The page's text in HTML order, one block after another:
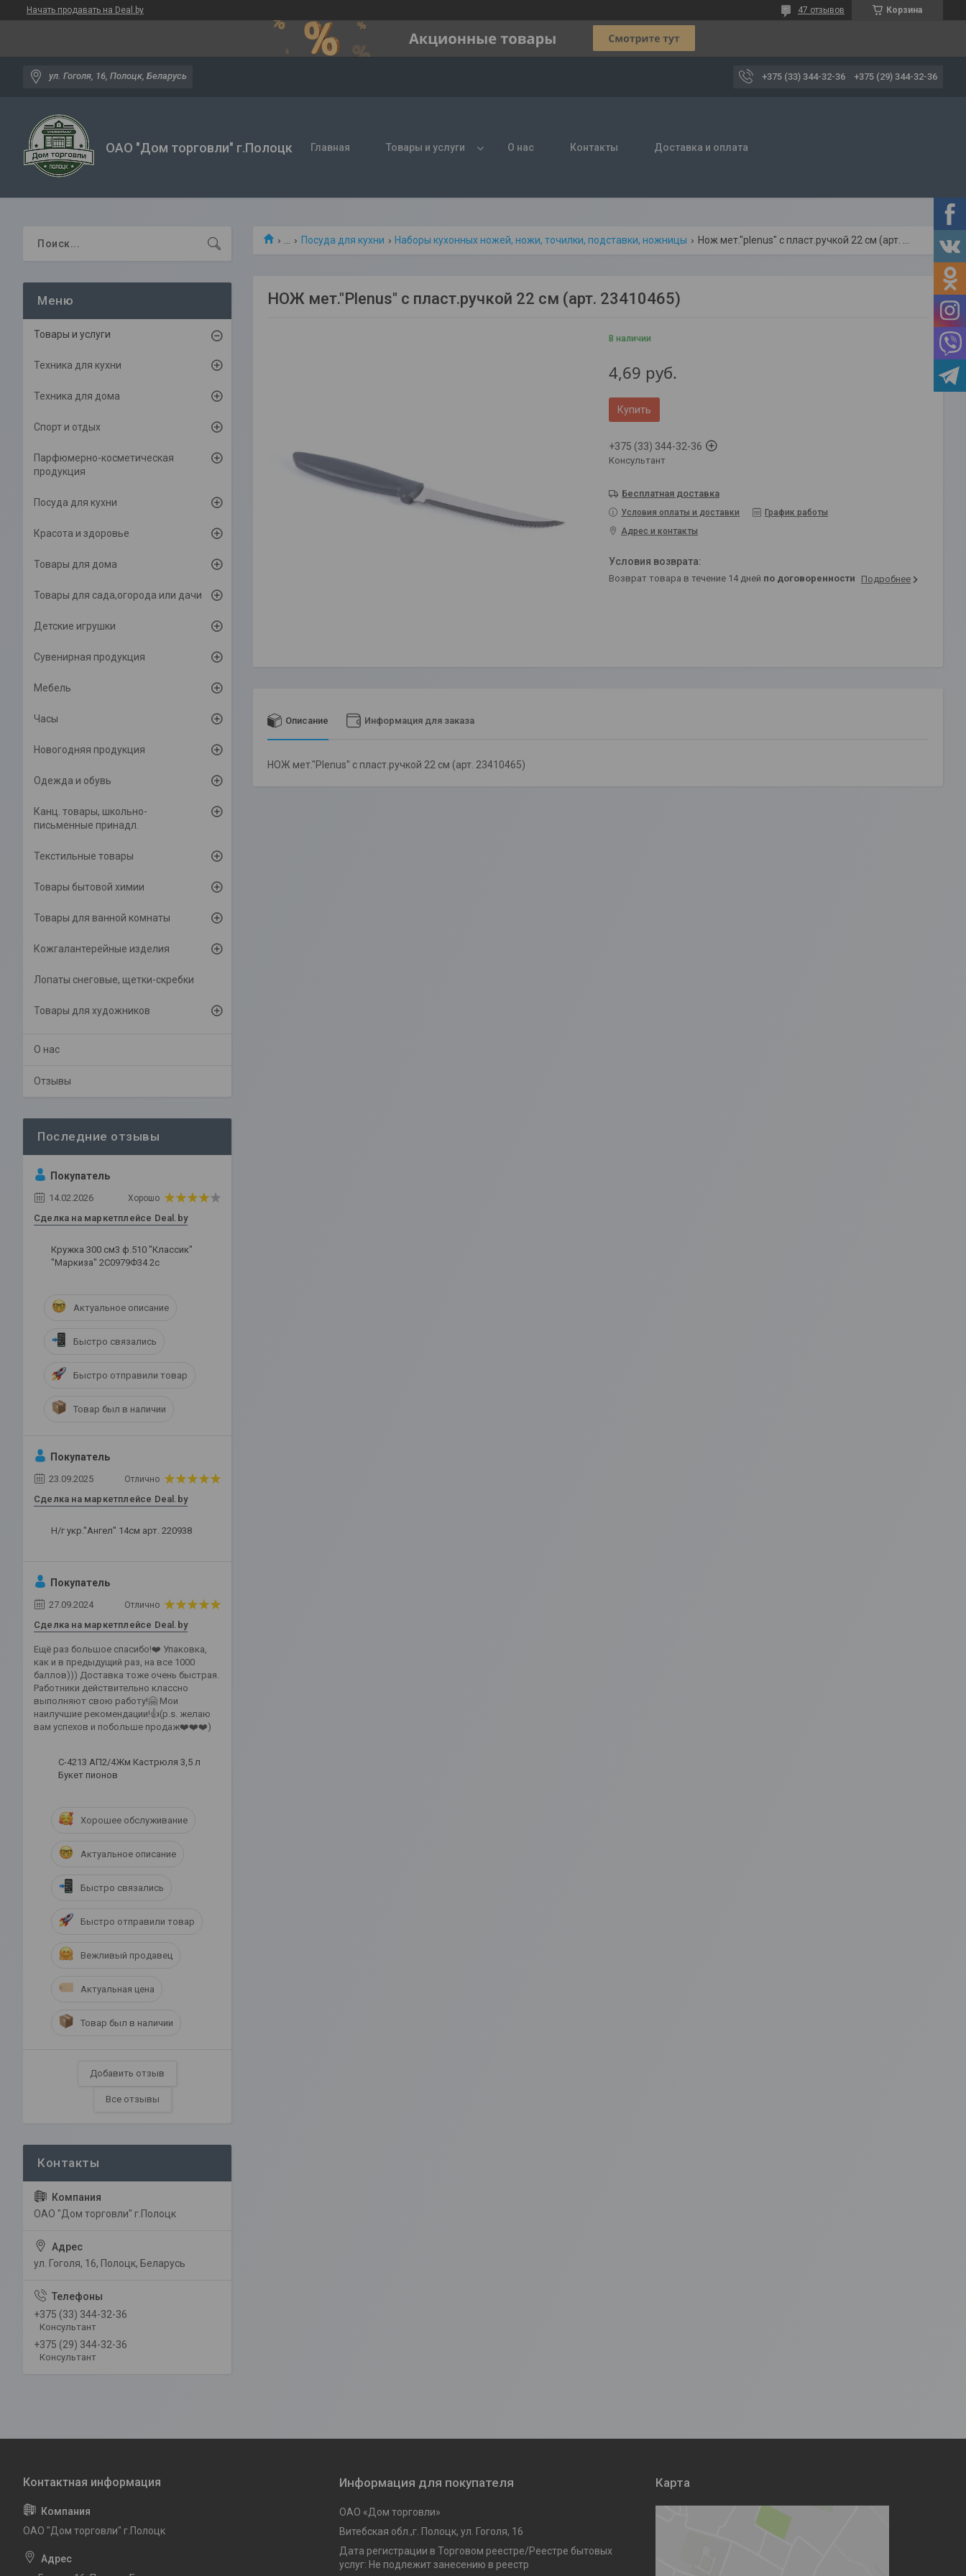
Начать продавать на Deal.by Корзина
47 отзывов
ул. Гоголя, 16, Полоцк, Беларусь +375 (33) 344-32-36 +375 (29) 344-32-36
ОАО "Дом торговли" г.Полоцк Главная Товары и услуги О нас Контакты Доставка и оплата
Посуда для кухни Наборы кухонных ножей, ножи, точилки, подставки, ножницы
НОЖ мет."Plenus" с пласт.ручкой 22 см (арт. 23410465)
В наличии
4,69 руб.
Купить
+375 (33) 344-32-36
Консультант
Бесплатная доставка
Условия оплаты и доставки
График работы
Адрес и контакты
возврат товара в течение 14 дней по договоренности Подробнее
Описание Информация для заказа
НОЖ мет."Plenus" с пласт.ручкой 22 см (арт. 23410465)
Товары и услуги
Техника для кухни
Техника для дома
Спорт и отдых
Парфюмерно-косметическая
продукция
Посуда для кухни
Красота и здоровье
Товары для дома
Товары для сада,огорода или дачи
Детские игрушки
Сувенирная продукция
Мебель
Часы
Новогодняя продукция
Одежда и обувь
Канц. товары, школьно-
письменные принадл.
Текстильные товары
Товары бытовой химии
Товары для ванной комнаты
Кожгалантерейные изделия
Лопаты снеговые, щетки-скребки
Товары для художников
О нас
Отзывы
Покупатель
14.02.2026 Хорошо
Сделка на маркетплейсе Deal.by
Кружка 300 см3 ф.510 "Классик"
"Маркиза" 2С0979Ф34 2с
Актуальное описание
Быстро связались
Быстро отправили товар
Товар был в наличии
Покупатель
23.09.2025 Отлично
Сделка на маркетплейсе Deal.by
Н/г укр."Ангел" 14см арт. 220938
Покупатель
27.09.2024 Отлично
Сделка на маркетплейсе Deal.by
Ещё раз большое спасибо!❤️ Упаковка,
как и в предыдущий раз, на все 1000
баллов))) Доставка тоже очень быстрая.
Работники действительно классно
выполняют свою работу!🤗 Мои
наилучшие рекомендации!👍(p.s. желаю
вам успехов и побольше продаж❤️❤️❤️)
С-4213 АП2/4Жм Кастрюля 3,5 л
Букет пионов
Хорошее обслуживание
Актуальное описание
Быстро связались
Быстро отправили товар
Вежливый продавец
Актуальная цена
Товар был в наличии
Добавить отзыв
Все отзывы
ОАО "Дом торговли" г.Полоцк
ул. Гоголя, 16, Полоцк, Беларусь
+375 (33) 344-32-36
Консультант
+375 (29) 344-32-36
Консультант
ОАО "Дом торговли" г.Полоцк
Информация для покупателя
ОАО «Дом торговли»
Витебская обл.,г. Полоцк, ул. Гоголя, 16
Дата регистрации в Торговом реестре/Реестре бытовых
услуг: Не подлежит занесению в реестр
Карта